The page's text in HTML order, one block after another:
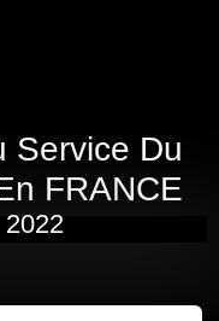
Service Du
FRANCE